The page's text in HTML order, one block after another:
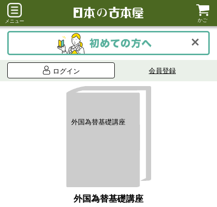
メニュー かご
ログイン 会員登録
外国為替基礎講座
外国為替基礎講座